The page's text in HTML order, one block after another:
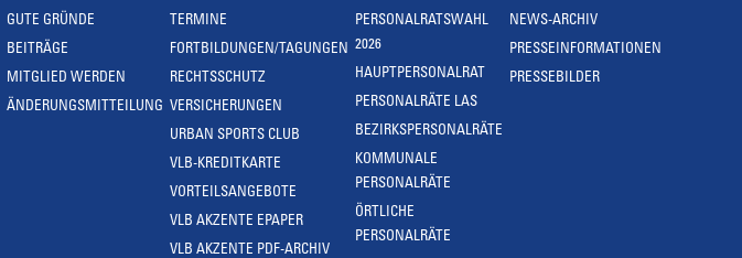
GUTE GRÜNDE
BEITRÄGE
MITGLIED WERDEN
ÄNDERUNGSMITTEILUNG
TERMINE
FORTBILDUNGEN/TAGUNGEN
RECHTSSCHUTZ
VERSICHERUNGEN
URBAN SPORTS CLUB
VLB-KREDITKARTE
VORTEILSANGEBOTE
VLB AKZENTE EPAPER
VLB AKZENTE PDF-ARCHIV
PERSONALRATSWAHL
2026
HAUPTPERSONALRAT
PERSONALRÄTE LAS
BEZIRKSPERSONALRÄTE
KOMMUNALE
PERSONALRÄTE
ÖRTLICHE
PERSONALRÄTE
NEWS-ARCHIV
PRESSEINFORMATIONEN
PRESSEBILDER